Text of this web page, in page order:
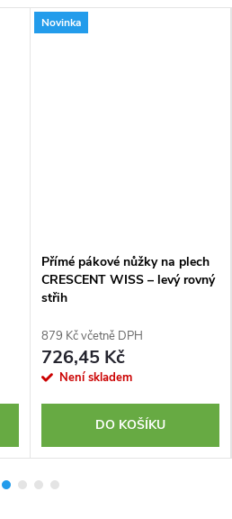
Novinka
Přímé pákové nůžky na plech
CRESCENT WISS – levý rovný
střih
879 Kč včetně DPH
726,45 Kč
Není skladem
DO KOŠÍKU